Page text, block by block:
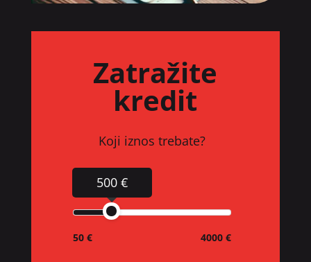
Zatražite
kredit
Koji iznos trebate?
500 €
50 € 4000 €